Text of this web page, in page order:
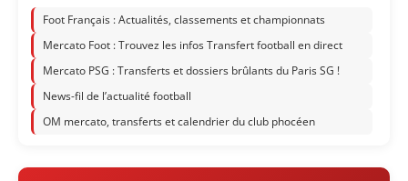
Foot Français : Actualités, classements et championnats
Mercato Foot : Trouvez les infos Transfert football en direct
Mercato PSG : Transferts et dossiers brûlants du Paris SG !
News-fil de l’actualité football
OM mercato, transferts et calendrier du club phocéen